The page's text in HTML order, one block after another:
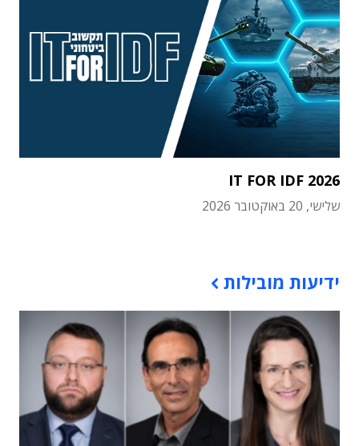
IT FOR IDF 2026
שלישי, 20 באוקטובר 2026
ידיעות מובילות